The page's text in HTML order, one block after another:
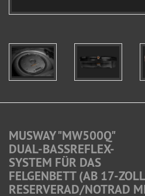
MUSWAY "MW500Q"
DUAL-BASSREFLEX-
SYSTEM FÜR DAS
FELGENBETT (AB 17-
RESERVERAD/NOTRAD